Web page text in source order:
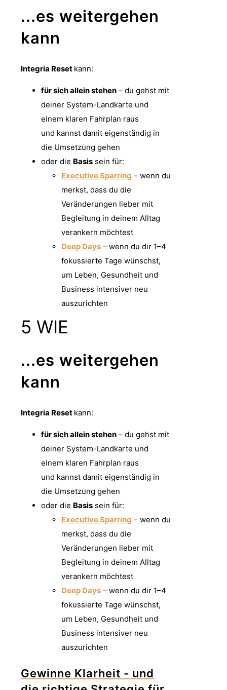
...es weitergehen
kann
Integria Reset kann:
für sich allein stehen – du gehst mit
deiner System-Landkarte und
einem klaren Fahrplan raus
und kannst damit eigenständig in
die Umsetzung gehen
oder die Basis sein für:
Executive Sparring – wenn du
merkst, dass du die
Veränderungen lieber mit
Begleitung in deinem Alltag
verankern möchtest
Deep Days – wenn du dir 1–4
fokussierte Tage wünschst,
um Leben, Gesundheit und
Business intensiver neu
auszurichten
5 WIE
...es weitergehen
kann
Integria Reset kann:
für sich allein stehen – du gehst mit
deiner System-Landkarte und
einem klaren Fahrplan raus
und kannst damit eigenständig in
die Umsetzung gehen
oder die Basis sein für:
Executive Sparring – wenn du
merkst, dass du die
Veränderungen lieber mit
Begleitung in deinem Alltag
verankern möchtest
Deep Days – wenn du dir 1–4
fokussierte Tage wünschst,
um Leben, Gesundheit und
Business intensiver neu
auszurichten
Gewinne Klarheit - und